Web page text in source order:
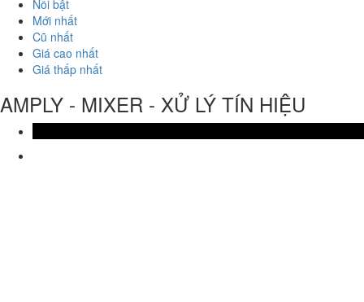
Nổi bật
Mới nhất
Cũ nhất
Giá cao nhất
Giá thấp nhất
AMPLY - MIXER - XỬ LÝ TÍN HIỆU